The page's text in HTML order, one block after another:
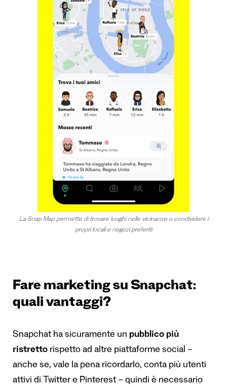
La Snap Map permette di trovare luoghi nelle vicinanze o condividere i
propri locali e negozi preferiti
Fare marketing su Snapchat:
quali vantaggi?
Snapchat ha sicuramente un pubblico più
ristretto rispetto ad altre piattaforme social –
anche se, vale la pena ricordarlo, conta più utenti
attivi di Twitter e Pinterest – quindi è necessario